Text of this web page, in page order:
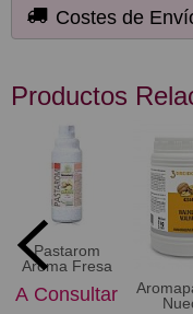
Costes de
Productos
Pastarom
Aroma Fresa
A Consultar